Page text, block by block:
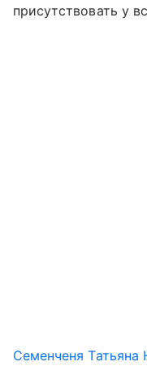
присутствовать у
Семенченя Татьяна